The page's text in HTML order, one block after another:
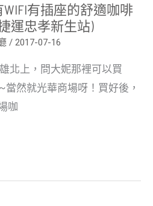
有插座的舒適咖啡
運忠孝新生站)
/ 2017-07-16
北上，問大妮那裡可以買
然就光華商場呀！買好後，
咖